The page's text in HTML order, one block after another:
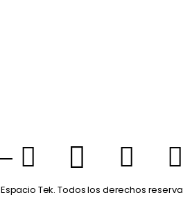
Espacio Tek. Todos los derechos